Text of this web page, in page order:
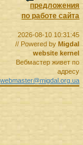
предложения
по работе сайта
2026-08-10 10:31:45
// Powered byMigdal
website kernel
Вебмастер живет по
адресу
webmaster@migdal.org.ua